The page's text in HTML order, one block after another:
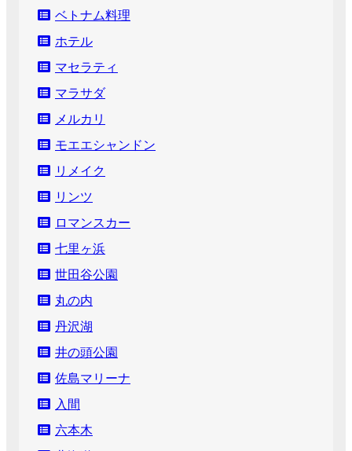
ベトナム料理
ホテル
マセラティ
マラサダ
メルカリ
モエエシャンドン
リメイク
リンツ
ロマンスカー
七里ヶ浜
世田谷公園
丸の内
丹沢湖
井の頭公園
佐島マリーナ
入間
六本木